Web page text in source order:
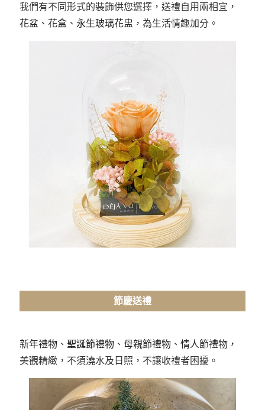
我們有不同形式的裝飾供您選擇，送禮自用兩相宜，
花盆 、 花盒 、 永生玻璃花盅 ，為生活情趣加分。
節慶送禮
新年禮物 、 聖誕節禮物 、 母親節禮物 、 情人節禮物，
美觀精緻，不須澆水及日照，不讓收禮者困擾。